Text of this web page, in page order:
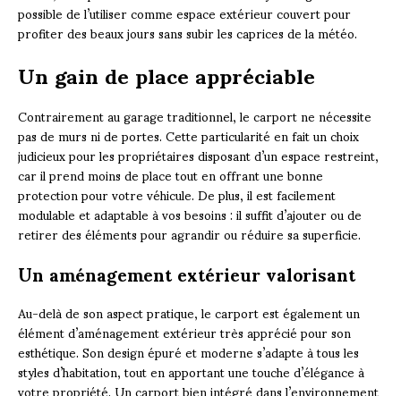
possible de l’utiliser comme espace extérieur couvert pour
profiter des beaux jours sans subir les caprices de la météo.
Un gain de place appréciable
Contrairement au garage traditionnel, le carport ne nécessite
pas de murs ni de portes. Cette particularité en fait un choix
judicieux pour les propriétaires disposant d’un espace restreint,
car il prend moins de place tout en offrant une bonne
protection pour votre véhicule. De plus, il est facilement
modulable et adaptable à vos besoins : il suffit d’ajouter ou de
retirer des éléments pour agrandir ou réduire sa superficie.
Un aménagement extérieur valorisant
Au-delà de son aspect pratique, le carport est également un
élément d’aménagement extérieur très apprécié pour son
esthétique. Son design épuré et moderne s’adapte à tous les
styles d’habitation, tout en apportant une touche d’élégance à